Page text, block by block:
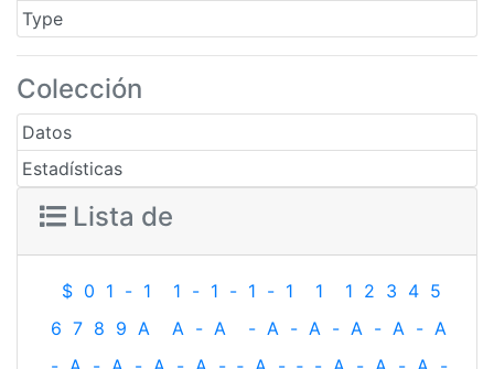
Type
Colección
Datos
Estadísticas
Lista de
$ 0 1 - 1 1 - 1 - 1 - 1 1 1 2 3 4 5
6 7 8 9 A A - A - A - A - A - A - A